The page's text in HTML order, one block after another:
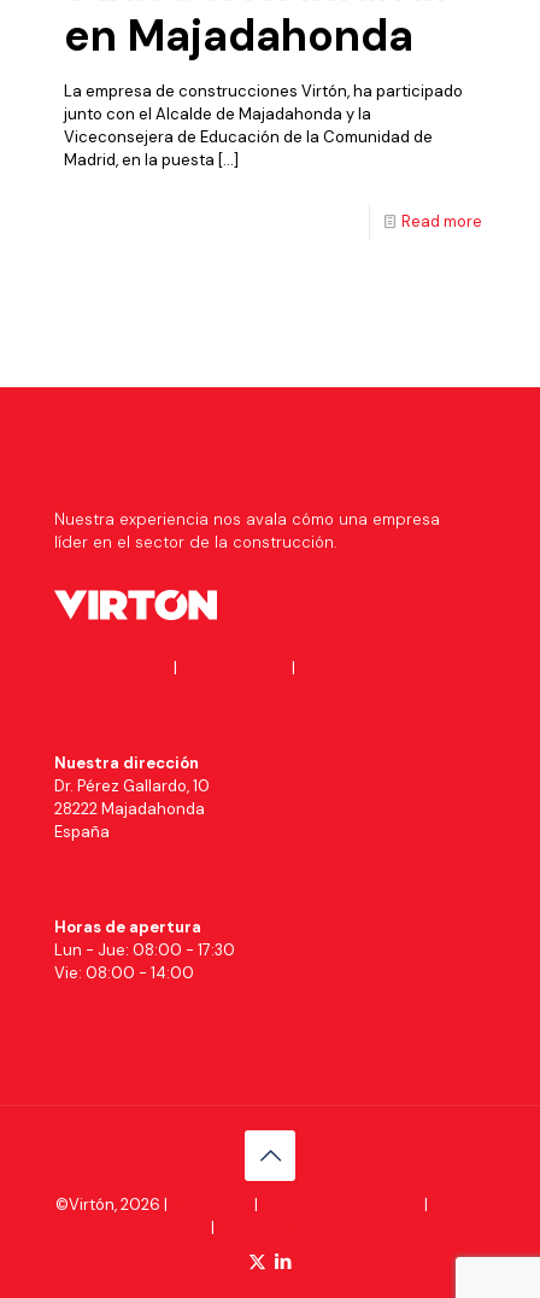
en Majadahonda
La empresa de construcciones Virtón, ha participado
junto con el Alcalde de Majadahonda y la
Viceconsejera de Educación de la Comunidad de
Madrid, en la puesta […]
Read more
Nuestra experiencia nos avala cómo una empresa
líder en el sector de la construcción.
| |
Nuestra dirección
Dr. Pérez Gallardo, 10
28222 Majadahonda
España
Horas de apertura
Lun - Jue: 08:00 - 17:30
Vie: 08:00 - 14:00
©Virtón, 2026 | | |
|